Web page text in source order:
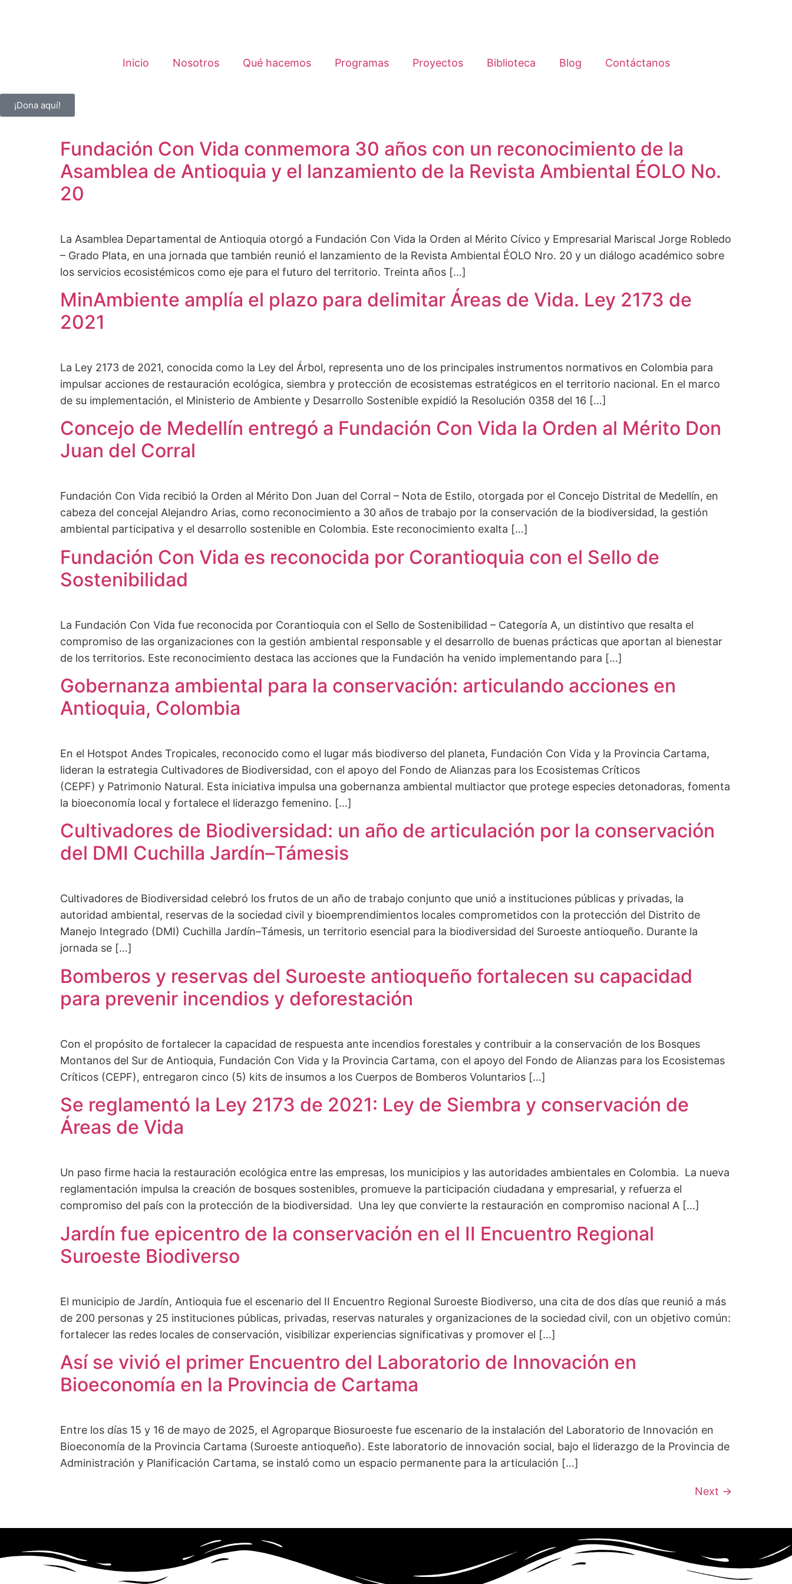
Inicio Nosotros Qué hacemos Programas Proyectos Biblioteca Blog Contáctanos
¡Dona aquí!
Fundación Con Vida conmemora 30 años con un reconocimiento de la
Asamblea de Antioquia y el lanzamiento de la Revista Ambiental ÉOLO No.
20
La Asamblea Departamental de Antioquia otorgó a Fundación Con Vida la Orden al Mérito Cívico y Empresarial Mariscal Jorge Robledo
– Grado Plata, en una jornada que también reunió el lanzamiento de la Revista Ambiental ÉOLO Nro. 20 y un diálogo académico sobre
los servicios ecosistémicos como eje para el futuro del territorio. Treinta años […]
MinAmbiente amplía el plazo para delimitar Áreas de Vida. Ley 2173 de
2021
La Ley 2173 de 2021, conocida como la Ley del Árbol, representa uno de los principales instrumentos normativos en Colombia para
impulsar acciones de restauración ecológica, siembra y protección de ecosistemas estratégicos en el territorio nacional. En el marco
de su implementación, el Ministerio de Ambiente y Desarrollo Sostenible expidió la Resolución 0358 del 16 […]
Concejo de Medellín entregó a Fundación Con Vida la Orden al Mérito Don
Juan del Corral
Fundación Con Vida recibió la Orden al Mérito Don Juan del Corral – Nota de Estilo, otorgada por el Concejo Distrital de Medellín, en
cabeza del concejal Alejandro Arias, como reconocimiento a 30 años de trabajo por la conservación de la biodiversidad, la gestión
ambiental participativa y el desarrollo sostenible en Colombia. Este reconocimiento exalta […]
Fundación Con Vida es reconocida por Corantioquia con el Sello de
Sostenibilidad
La Fundación Con Vida fue reconocida por Corantioquia con el Sello de Sostenibilidad – Categoría A, un distintivo que resalta el
compromiso de las organizaciones con la gestión ambiental responsable y el desarrollo de buenas prácticas que aportan al bienestar
de los territorios. Este reconocimiento destaca las acciones que la Fundación ha venido implementando para […]
Gobernanza ambiental para la conservación: articulando acciones en
Antioquia, Colombia
En el Hotspot Andes Tropicales, reconocido como el lugar más biodiverso del planeta, Fundación Con Vida y la Provincia Cartama,
lideran la estrategia Cultivadores de Biodiversidad, con el apoyo del Fondo de Alianzas para los Ecosistemas Críticos
(CEPF) y Patrimonio Natural. Esta iniciativa impulsa una gobernanza ambiental multiactor que protege especies detonadoras, fomenta
la bioeconomía local y fortalece el liderazgo femenino. […]
Cultivadores de Biodiversidad: un año de articulación por la conservación
del DMI Cuchilla Jardín–Támesis
Cultivadores de Biodiversidad celebró los frutos de un año de trabajo conjunto que unió a instituciones públicas y privadas, la
autoridad ambiental, reservas de la sociedad civil y bioemprendimientos locales comprometidos con la protección del Distrito de
Manejo Integrado (DMI) Cuchilla Jardín–Támesis, un territorio esencial para la biodiversidad del Suroeste antioqueño. Durante la
jornada se […]
Bomberos y reservas del Suroeste antioqueño fortalecen su capacidad
para prevenir incendios y deforestación
Con el propósito de fortalecer la capacidad de respuesta ante incendios forestales y contribuir a la conservación de los Bosques
Montanos del Sur de Antioquia, Fundación Con Vida y la Provincia Cartama, con el apoyo del Fondo de Alianzas para los Ecosistemas
Críticos (CEPF), entregaron cinco (5) kits de insumos a los Cuerpos de Bomberos Voluntarios […]
Se reglamentó la Ley 2173 de 2021: Ley de Siembra y conservación de
Áreas de Vida
Un paso firme hacia la restauración ecológica entre las empresas, los municipios y las autoridades ambientales en Colombia. La nueva
reglamentación impulsa la creación de bosques sostenibles, promueve la participación ciudadana y empresarial, y refuerza el
compromiso del país con la protección de la biodiversidad. Una ley que convierte la restauración en compromiso nacional A […]
Jardín fue epicentro de la conservación en el II Encuentro Regional
Suroeste Biodiverso
El municipio de Jardín, Antioquia fue el escenario del II Encuentro Regional Suroeste Biodiverso, una cita de dos días que reunió a más
de 200 personas y 25 instituciones públicas, privadas, reservas naturales y organizaciones de la sociedad civil, con un objetivo común:
fortalecer las redes locales de conservación, visibilizar experiencias significativas y promover el […]
Así se vivió el primer Encuentro del Laboratorio de Innovación en
Bioeconomía en la Provincia de Cartama
Entre los días 15 y 16 de mayo de 2025, el Agroparque Biosuroeste fue escenario de la instalación del Laboratorio de Innovación en
Bioeconomía de la Provincia Cartama (Suroeste antioqueño). Este laboratorio de innovación social, bajo el liderazgo de la Provincia de
Administración y Planificación Cartama, se instaló como un espacio permanente para la articulación […]
Next →